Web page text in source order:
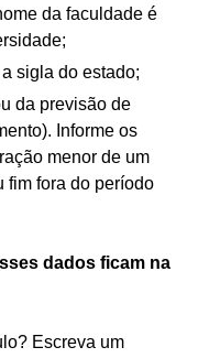
da faculdade é
sigla do estado;
da previsão de
Informe os
menor de um
fim fora do período
dados ficam na
Escreva um